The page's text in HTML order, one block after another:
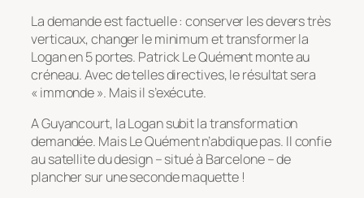
La demande est factuelle : conserver les devers très
verticaux, changer le minimum et transformer la
Logan en 5 portes. Patrick Le Quément monte au
créneau. Avec de telles directives, le résultat sera
« immonde ». Mais il s’exécute.
A Guyancourt, la Logan subit la transformation
demandée. Mais Le Quément n’abdique pas. Il confie
au satellite du design – situé à Barcelone – de
plancher sur une seconde maquette !